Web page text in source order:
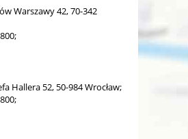
Warszawy 42, 70-342
Hallera 52, 50-984 Wrocław;